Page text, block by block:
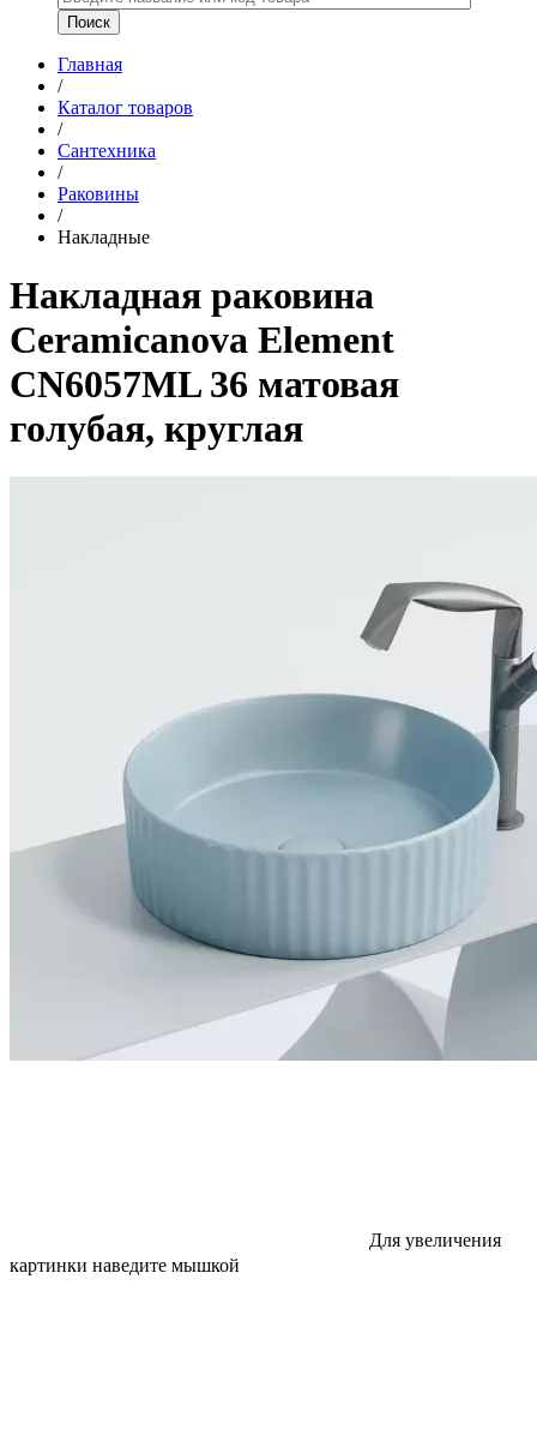
Главная
/
Каталог товаров
/
Сантехника
/
Раковины
/
Накладные
Накладная раковина
Ceramicanova Element
CN6057ML 36 матовая
голубая, круглая
Для увеличения
картинки наведите мышкой